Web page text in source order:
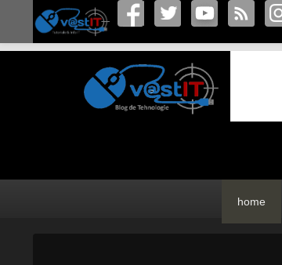
vastIT.ro
Blog de Tehnologie
home